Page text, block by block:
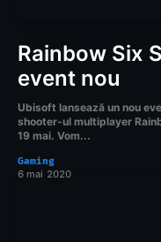
Rainbow Six
event nou
Ubisoft lansează un nou
shooter-ul multiplayer
19 mai. Vom...
Gaming
6 mai 2020